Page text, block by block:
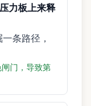
力板上来释
条路径，
门，导致第